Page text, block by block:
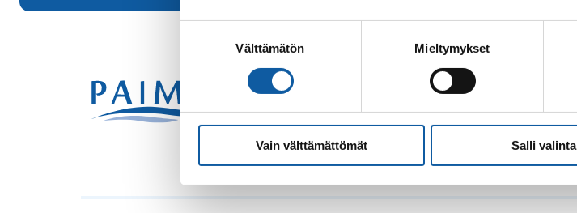
Välttämätön Mieltymykset
Vain välttämättömät Salli valinta
Käyntiosoite: Vistantie 18
Vaihde: (02) 474 511
Sähköposti:
paimio.kaupunki@paimio.fi